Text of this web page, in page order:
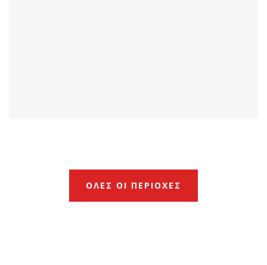
ΟΛΕΣ ΟΙ ΠΕΡΙΟΧΕΣ